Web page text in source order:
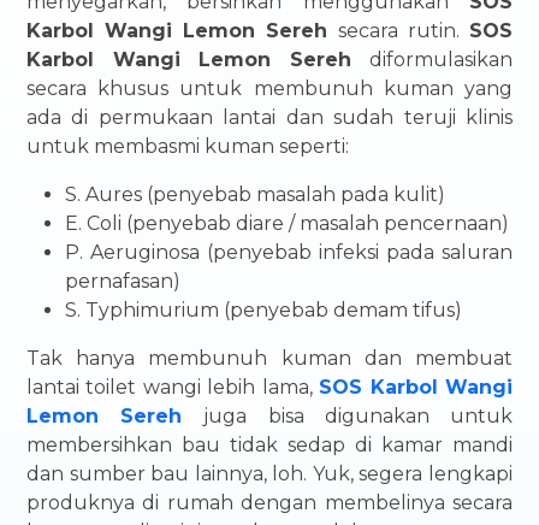
Karbol Wangi Lemon Sereh secara rutin. SOS
Karbol Wangi Lemon Sereh diformulasikan
secara khusus untuk membunuh kuman yang
ada di permukaan lantai dan sudah teruji klinis
untuk membasmi kuman seperti:
S. Aures (penyebab masalah pada kulit)
E. Coli (penyebab diare / masalah pencernaan)
P. Aeruginosa (penyebab infeksi pada saluran
pernafasan)
S. Typhimurium (penyebab demam tifus)
Tak hanya membunuh kuman dan membuat
lantai toilet wangi lebih lama, SOS Karbol Wangi
Lemon Sereh
juga bisa digunakan untuk
membersihkan bau tidak sedap di kamar mandi
dan sumber bau lainnya, loh. Yuk, segera lengkapi
produknya di rumah dengan membelinya secara